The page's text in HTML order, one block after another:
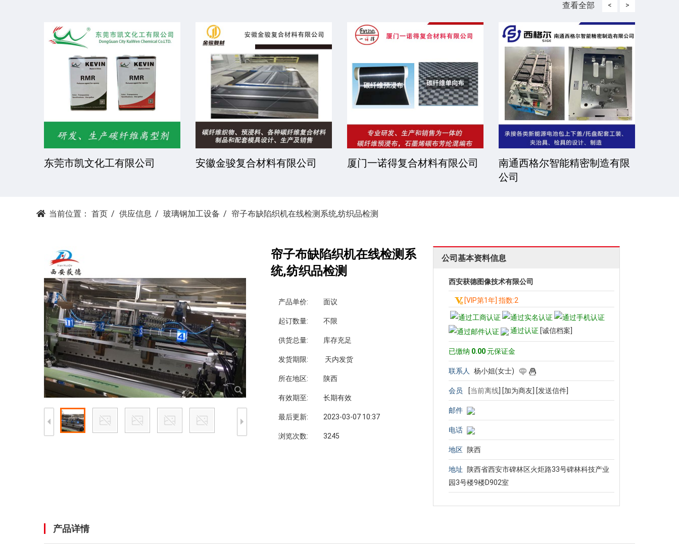
查看全部 <
常州市宇荣化工有限公司
江苏常青树新材料科技股份有
杭州昕劲复材科技有限公司
薪沄亿（常州）机械科技有限
公司
>
当前位置： 首页 供应信息 玻璃钢加工设备 帘子布缺陷织机在线检测系统,纺织品检测
帘子布缺陷织机在线检测系
统,纺织品检测
产品单价: 面议
起订数量: 不限
供货总量: 库存充足
发货期限: 天内发货
所在地区: 陕西
有效期至: 长期有效
最后更新: 2023-03-07 10:37
浏览次数: 3245
公司基本资料信息
西安获德图像技术有限公司
[VIP第1年] 指数:2
通过认证 [诚信档案]
已缴纳 0.00 元保证金
联系人 杨小姐(女士)
会员 [当前离线] [加为商友] [发送信件]
邮件
电话
地区 陕西
地址 陕西省西安市碑林区火炬路33号碑林科技产业
园3号楼9楼D902室
产品详情